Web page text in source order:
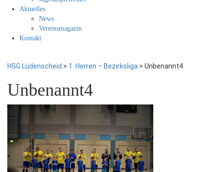
Aktuelles
News
Vereinsmagazin
Kontakt
HSG Lüdenscheid > 1. Herren – Bezirksliga > Unbenannt4
Unbenannt4